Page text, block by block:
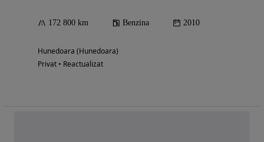
172 800 km Benzina 2010
Hunedoara (Hunedoara)
Privat • Reactualizat